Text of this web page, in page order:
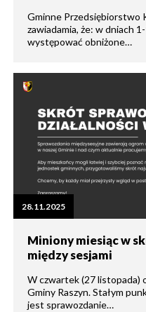
Gminne Przedsiębiorstwo
zawiadamia, że: w dniach
występować obniżone…
28.11.2025
Miniony miesiąc w
między sesjami
W czwartek (27 listopada)
Gminy Raszyn. Stałym
jest sprawozdanie…